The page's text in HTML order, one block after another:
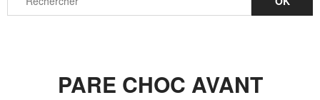
PARE CHOC AVANT